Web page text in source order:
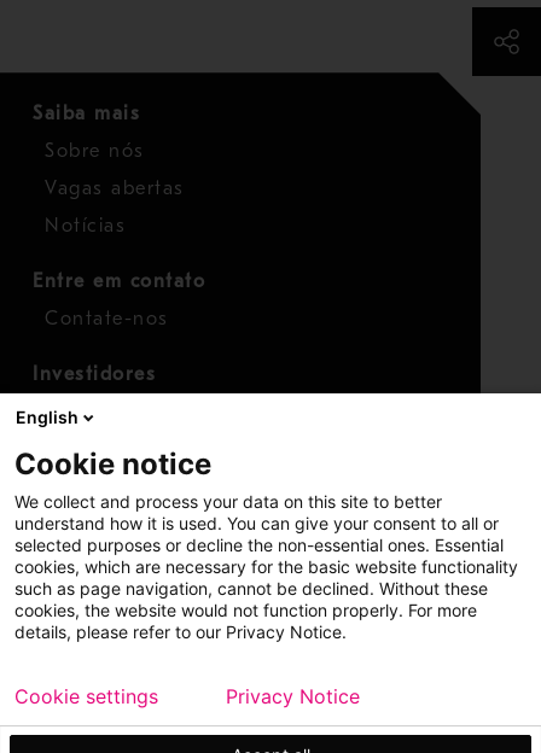
Saiba mais
Sobre nós
Vagas abertas
Notícias
Entre em contato
Contate-nos
Investidores
Calendário para investidores
Finanças
Aviso legal
Política de privacidade
Marcas registradas
English
Cookie notice
We collect and process your data on this site to better
understand how it is used. You can give your consent to all or
selected purposes or decline the non-essential ones. Essential
cookies, which are necessary for the basic website functionality
such as page navigation, cannot be declined. Without these
cookies, the website would not function properly. For more
details, please refer to our Privacy Notice.
Cookie settings Privacy Notice